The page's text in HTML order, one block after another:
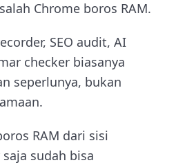
Chrome boros RAM.
SEO audit, AI
checker biasanya
seperlunya, bukan
RAM dari sisi
sudah bisa